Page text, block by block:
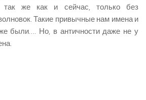
же как и сейчас, только без
Такие привычные нам имена и
были…. Но, в античности даже не у